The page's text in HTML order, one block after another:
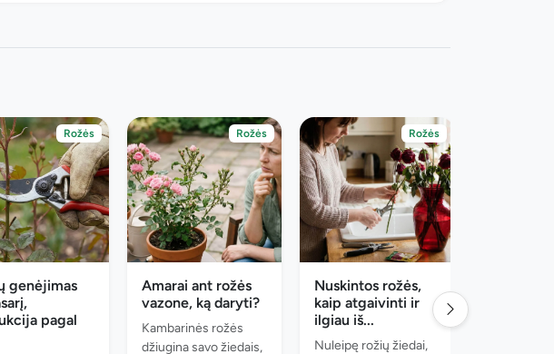
Rožės
genėjimas
pagal
Rožės
Amarai ant rožės
vazone, ką daryti?
Kambarinės rožės
džiugina savo žiedais,
Rožės
Nuskintos rožės,
kaip atgaivinti ir
ilgiau iš...
Nuleipę rožių žiedai,